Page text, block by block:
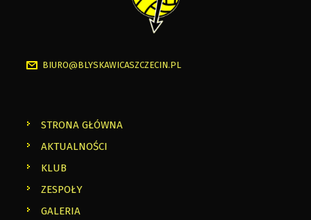
BIURO@BLYSKAWICASZCZECIN.PL
STRONA GŁÓWNA
AKTUALNOŚCI
KLUB
ZESPOŁY
GALERIA